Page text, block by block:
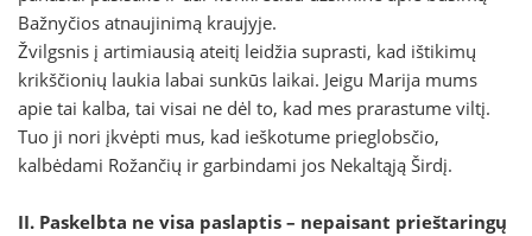
Bažnyčios atnaujinimą kraujyje.
Žvilgsnis į artimiausią ateitį leidžia suprasti, kad ištikimų
krikščionių laukia labai sunkūs laikai. Jeigu Marija mums
apie tai kalba, tai visai ne dėl to, kad mes prarastume viltį.
Tuo ji nori įkvėpti mus, kad ieškotume prieglobsčio,
kalbėdami Rožančių ir garbindami jos Nekaltąją Širdį.
II. Paskelbta ne visa paslaptis – nepaisant prieštaringų